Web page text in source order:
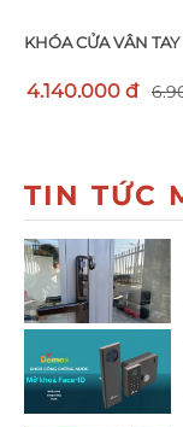
KHÓA CỬA VÂN
4.140.000 đ
TIN TỨC